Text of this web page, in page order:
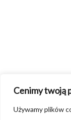
Cenimy twoją
Używamy plików